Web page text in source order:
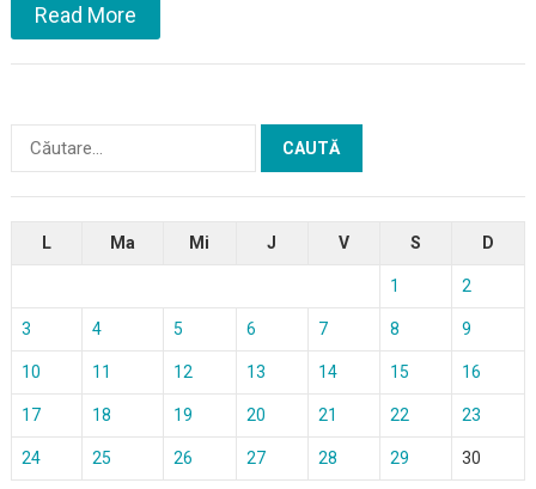
Read More
după:
L Ma Mi J V S D
1 2
3 4 5 6 7 8 9
10 11 12 13 14 15 16
17 18 19 20 21 22 23
24 25 26 27 28 29 30